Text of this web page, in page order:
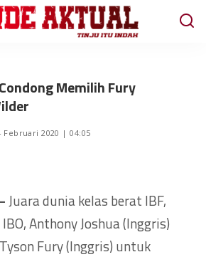
Memilih Fury
Februari 2020 | 04:05
Juara dunia kelas berat IBF,
Anthony Joshua (Inggris)
Fury (Inggris) untuk